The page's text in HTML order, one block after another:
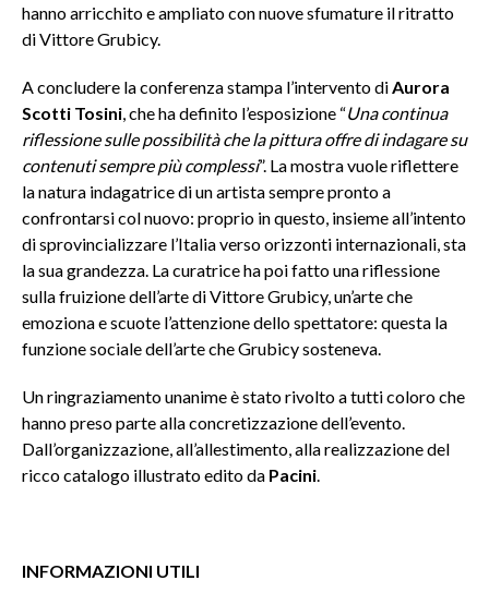
hanno arricchito e ampliato con nuove sfumature il ritratto
di Vittore Grubicy.
A concludere la conferenza stampa l’intervento diAurora
Scotti Tosini, che ha definito l’esposizione “Una continua
riflessione sulle possibilità che la pittura offre di indagare su
contenuti sempre più complessi”. La mostra vuole riflettere
la natura indagatrice di un artista sempre pronto a
confrontarsi col nuovo: proprio in questo, insieme all’intento
di sprovincializzare l’Italia verso orizzonti internazionali, sta
la sua grandezza. La curatrice ha poi fatto una riflessione
sulla fruizione dell’arte di Vittore Grubicy, un’arte che
emoziona e scuote l’attenzione dello spettatore: questa la
funzione sociale dell’arte che Grubicy sosteneva.
Un ringraziamento unanime è stato rivolto a tutti coloro che
hanno preso parte alla concretizzazione dell’evento.
Dall’organizzazione, all’allestimento, alla realizzazione del
ricco catalogo illustrato edito da Pacini.
INFORMAZIONI UTILI